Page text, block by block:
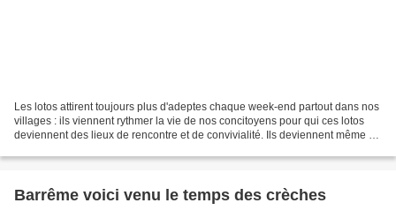
Les lotos attirent toujours plus d'adeptes chaque week-end partout dans nos
villages : ils viennent rythmer la vie de nos concitoyens pour qui ces lotos
deviennent des lieux de rencontre et de convivialité. Ils deviennent même un
Barrême voici venu le temps des crèches